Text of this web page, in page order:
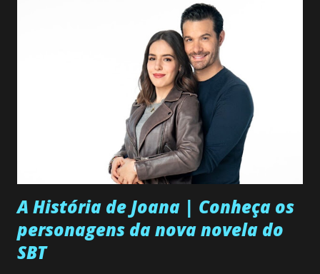
A História de Joana | Conheça os
personagens da nova novela do
SBT